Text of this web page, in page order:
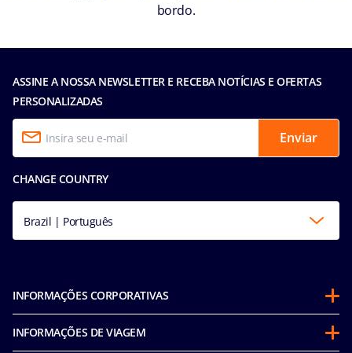
bordo.
ASSINE A NOSSA NEWSLETTER E RECEBA NOTÍCIAS E OFERTAS
PERSONALIZADAS
Enviar
CHANGE COUNTRY
Brazil | Português
INFORMAÇÕES CORPORATIVAS
Sobre a MSC
INFORMAÇÕES DE VIAGEM